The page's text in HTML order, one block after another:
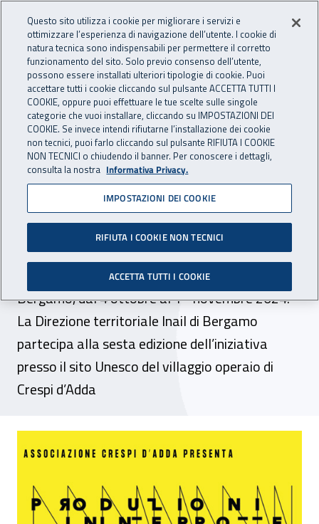
INAIL - Istituto Nazionale
Apri cerca
Navigazione principale
Navigazione - Ti trovi in:
Home Inail comunica Eventi
dal 04 ottobre al 01 novembre 2024
Festival di letteratura del
lavoro - Produzioni
ininterrotte 2024
Bergamo, dal 4 ottobre al 1° novembre 2024.
La Direzione territoriale Inail di Bergamo
partecipa alla sesta edizione dell’iniziativa
presso il sito Unesco del villaggio operaio di
Crespi d’Adda
Questo sito utilizza i cookie per migliorare i servizi e
ottimizzare l’esperienza di navigazione dell’utente. I cookie di
natura tecnica sono indispensabili per permettere il corretto
funzionamento del sito. Solo previo consenso dell’utente,
possono essere installati ulteriori tipologie di cookie. Puoi
accettare tutti i cookie cliccando sul pulsante ACCETTA TUTTI I
COOKIE, oppure puoi effettuare le tue scelte sulle singole
categorie che vuoi installare, cliccando su IMPOSTAZIONI DEI
COOKIE. Se invece intendi rifiutarne l’installazione dei cookie
non tecnici, puoi farlo cliccando sul pulsante RIFIUTA I COOKIE
NON TECNICI o chiudendo il banner. Per conoscere i dettagli,
consulta la nostra Informativa Privacy.
IMPOSTAZIONI DEI COOKIE
RIFIUTA I COOKIE NON TECNICI
ACCETTA TUTTI I COOKIE